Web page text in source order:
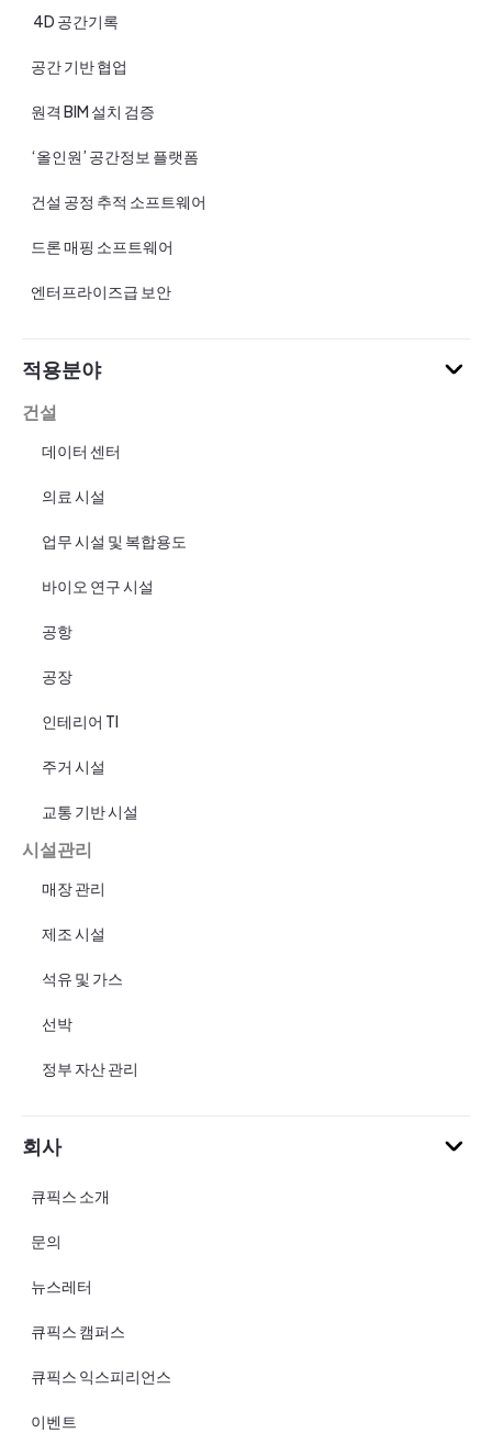
4D 공간기록
공간 기반 협업
원격 BIM 설치 검증
‘올인원’ 공간정보 플랫폼
건설 공정 추적 소프트웨어
드론 매핑 소프트웨어
엔터프라이즈급 보안
적용분야
건설
데이터 센터
의료 시설
업무 시설 및 복합용도
바이오 연구 시설
공항
공장
인테리어 TI
주거 시설
교통 기반 시설
시설관리
매장 관리
제조 시설
석유 및 가스
선박
정부 자산 관리
회사
큐픽스 소개
문의
뉴스레터
큐픽스 캠퍼스
큐픽스 익스피리언스
이벤트